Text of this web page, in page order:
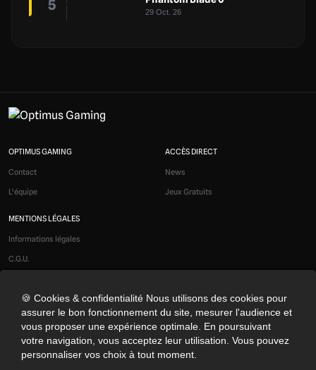
5 29 Oct. 26
OPTIMUS GAMING
Contact
L'équipe
ACCÈS DIRECT
News
Jeux Gratuits
MENTIONS LÉGALES
Informations légales
C.G.U.
Modération
Confidentialité
Cookies
Préférences cookies
🍪 Cookies & confidentialité Nous utilisons des cookies pour
assurer le bon fonctionnement du site, mesurer l'audience et
vous proposer une expérience optimale. En poursuivant
votre navigation, vous acceptez leur utilisation. Vous pouvez
personnaliser vos choix à tout moment.